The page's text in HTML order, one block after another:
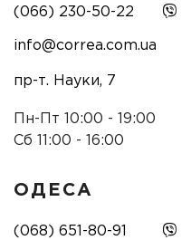
(066) 230-50-22
info@correa.com.ua
пр-т. Науки, 7
Пн-Пт 10:00 - 19:00
Сб 11:00 - 16:00
ОДЕСА
(068) 651-80-91